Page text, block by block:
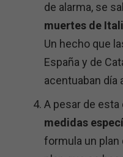
de alarma, se
muertes de
Un hecho que
España y de
acentuaban día
A pesar de esta
medidas
formula un plan